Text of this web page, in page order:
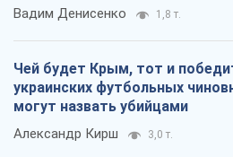
Вадим Денисенко 1,8 т.
Чей будет Крым, тот и
украинских футбольных
могут назвать убийцами
Александр Кирш 3,0 т.